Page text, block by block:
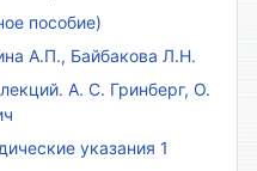
пособие)
А.П., Байбакова Л.Н.
А. С. Гринберг, О.
указания 1